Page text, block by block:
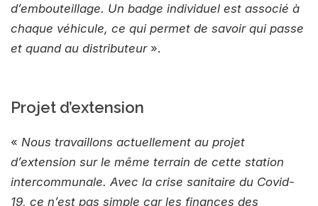
d’embouteillage. Un badge individuel est associé à
chaque véhicule, ce qui permet de savoir qui passe
et quand au distributeur ».
Projet d’extension
« Nous travaillons actuellement au projet
d’extension sur le même terrain de cette station
intercommunale. Avec la crise sanitaire du Covid-
19, ce n’est pas simple car les finances des